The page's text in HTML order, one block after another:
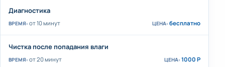
Диагностика
от 10 минут бесплатно
Чистка после попадания влаги
от 20 минут 1000 Р